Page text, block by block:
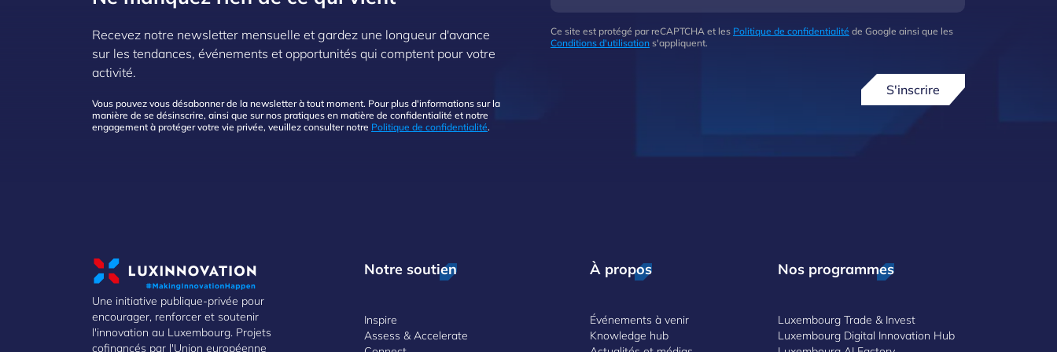
Recevez notre newsletter mensuelle et gardez une longueur d'avance
sur les tendances, événements et opportunités qui comptent pour votre
activité.
Vous pouvez vous désabonner de la newsletter à tout moment. Pour plus d'informations sur la
manière de se désinscrire, ainsi que sur nos pratiques en matière de confidentialité et notre
engagement à protéger votre vie privée, veuillez consulter notre Politique de confidentialité.
Ce site est protégé par reCAPTCHA et les Politique de confidentialité de Google ainsi que les
Conditions d'utilisation s'appliquent.
S'inscrire
Une initiative publique-privée pour
encourager, renforcer et soutenir
l'innovation au Luxembourg. Projets
cofinancés par l'Union européenne
Notre soutien
Inspire
Assess & Accelerate
À propos
Événements à venir
Knowledge hub
Nos programmes
Luxembourg Trade & Invest
Luxembourg Digital Innovation Hub